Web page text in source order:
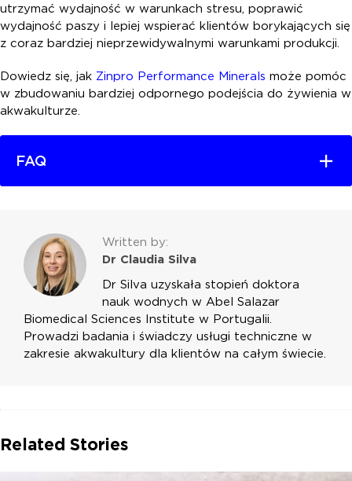
utrzymać wydajność w warunkach stresu, poprawić
wydajność paszy i lepiej wspierać klientów borykających się
z coraz bardziej nieprzewidywalnymi warunkami produkcji.
Dowiedz się, jak Zinpro Performance Minerals może pomóc
w zbudowaniu bardziej odpornego podejścia do żywienia w
akwakulturze.
FAQ
Written by:
Dr Claudia Silva
Dr Silva uzyskała stopień doktora
nauk wodnych w Abel Salazar
Biomedical Sciences Institute w Portugalii.
Prowadzi badania i świadczy usługi techniczne w
zakresie akwakultury dla klientów na całym świecie.
Related Stories